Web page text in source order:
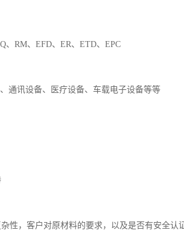
RM、EFD、ER、ETD、EPC
通讯设备、医疗设备、车载电子设备等等
性，客户对原材料的要求，以及是否有安全认